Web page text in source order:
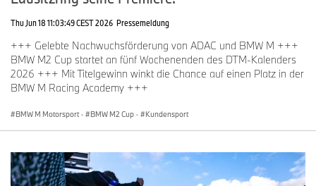
Thu Jun 18 11:03:49 CEST 2026 Pressemeldung
+++ Gelebte Nachwuchsförderung von ADAC und BMW M +++
BMW M2 Cup startet an fünf Wochenenden des DTM-Kalenders
2026 +++ Mit Titelgewinn winkt die Chance auf einen Platz in der
BMW M Racing Academy +++
BMW M Motorsport · BMW M2 Cup · Kundensport